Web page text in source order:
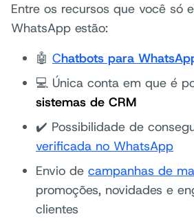
Entre os recursos que você só
WhatsApp estão:
🤖 Chatbots para
💻 Única conta em que é
sistemas de CRM
✔️ Possibilidade de
verificada no WhatsApp
Envio de campanhas de
promoções, novidades e
clientes